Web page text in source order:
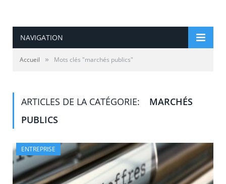
NAVIGATION
Accueil » Mots clés "marchés publics"
ARTICLES DE LA CATÉGORIE:
MARCHÉS
PUBLICS
ENTREPRISE